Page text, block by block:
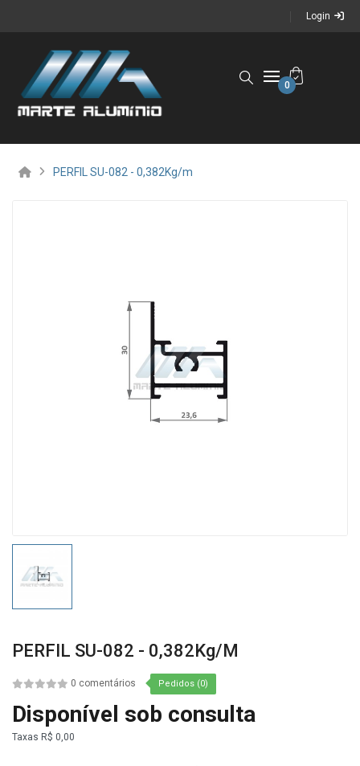
Login
0
PERFIL SU-082 - 0,382Kg/m
PERFIL SU-082 - 0,382Kg/m
0 comentários Pedidos (0)
Disponível sob consulta
Taxas R$ 0,00